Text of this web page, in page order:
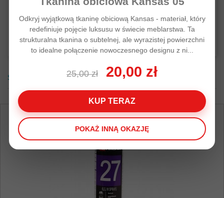
Czytaj więcej
Czytaj więcej
SUPER PROMOCJE
Odkryj wyjątkową tkaninę obiciową Kansas - materiał, który
redefiniuje pojęcie luksusu w świecie meblarstwa. Ta
strukturalna tkanina o subtelnej, ale wyrazistej powierzchni
to idealne połączenie nowoczesnego designu z ni...
25,00 zł 20,00 zł
KUP TERAZ
POKAŻ INNĄ OKAZJĘ